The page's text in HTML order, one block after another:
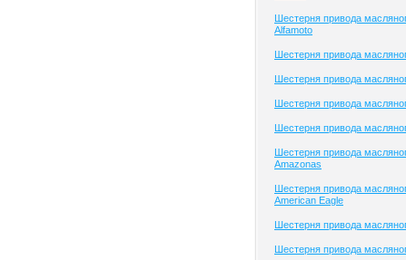
Шестерня привода
Alfamoto
Шестерня привода
Шестерня привода
Шестерня привода
Шестерня привода
Шестерня привода
Amazonas
Шестерня привода
American Eagle
Шестерня привода
Шестерня привода